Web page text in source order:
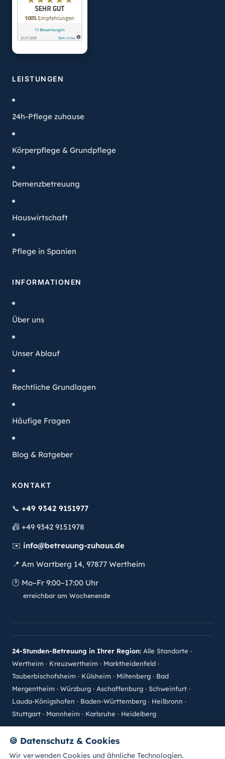
LEISTUNGEN
24h-Pflege zuhause
Körperpflege & Grundpflege
Demenzbetreuung
Hauswirtschaft
Pflege in Spanien
INFORMATIONEN
Über uns
Unser Ablauf
Rechtliche Grundlagen
Häufige Fragen
Blog & Ratgeber
KONTAKT
📞 +49 9342 9151977
📠 +49 9342 9151978
✉️ info@betreuung-zuhaus.de
📍 Am Wartberg 14, 97877 Wertheim
🕐 Mo–Fr 9:00–17:00 Uhr
erreichbar am Wochenende
24-Stunden-Betreuung in Ihrer Region: Alle Standorte ·
Wertheim · Kreuzwertheim · Marktheidenfeld ·
Tauberbischofsheim · Külsheim · Miltenberg · Bad
Mergentheim · Würzburg · Aschaffenburg · Schweinfurt ·
Lauda-Königshofen · Baden-Württemberg · Heilbronn ·
Stuttgart · Mannheim · Karlsruhe · Heidelberg
© 2026betreuung-zuhaus.de · Alle Rechte vorbehalten.
🍪 Datenschutz & Cookies
Wir verwenden Cookies und ähnliche Technologien.